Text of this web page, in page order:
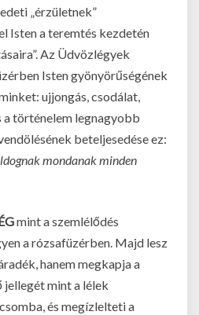
„érzületnek”
Isten a teremtés kezdetén
Az Üdvözlégyek
Isten gyönyörűségének
ujjongás, csodálat,
történelem legnagyobb
beteljesedése ez:
mondanak minden
mint a szemlélődés
a rózsafüzérben. Majd lesz
hanem megkapja a
jellegét mint a lélek
és megízlelteti a